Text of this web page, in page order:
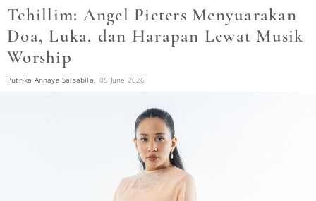
Tehillim: Angel Pieters Menyuarakan
Doa, Luka, dan Harapan Lewat Musik
Worship
Putrika Annaya Salsabila, 05 June 2026